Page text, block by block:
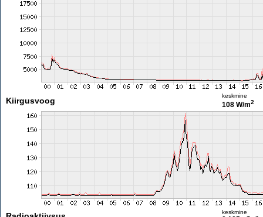
Kiirgusvoog
keskmine
108 W/m2
keskmine